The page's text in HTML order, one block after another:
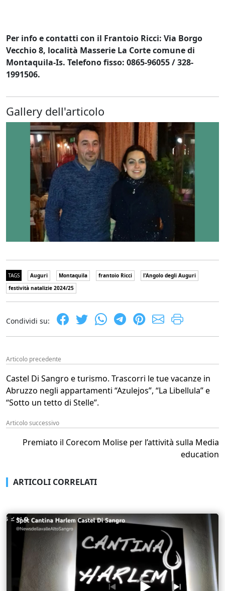
Per info e contatti con il Frantoio Ricci: Via Borgo
Vecchio 8, località Masserie La Corte comune di
Montaquila-Is. Telefono fisso: 0865-96055 / 328-
1991506.
Gallery dell'articolo
TAGS Auguri Montaquila frantoio Ricci
l'Angolo degli Auguri
festività natalizie 2024/25
Condividi su:
Articolo precedente
Castel Di Sangro e turismo. Trascorri le tue vacanze in
Abruzzo negli appartamenti “Azulejos”, “La Libellula” e
“Sotto un tetto di Stelle”.
Articolo successivo
Premiato il Corecom Molise per l’attività sulla Media
education
ARTICOLI CORRELATI